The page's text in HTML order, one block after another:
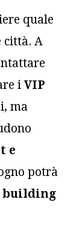
quale
città. A
i VIP
ma
e
potrà
building